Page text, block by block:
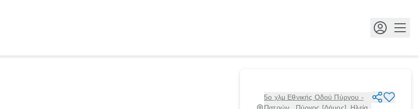
5ο χλμ Εθνικής Οδού Πύργου -